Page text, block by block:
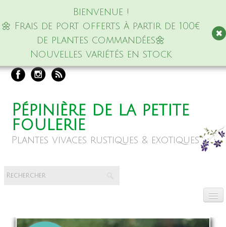
Bienvenue !
🌼 Frais de port offerts à partir de 100€
de plantes commandées🌼
Nouvelles variétés en stock
Pépinière de la petite
foulerie
Plantes vivaces rustiques & exotiques